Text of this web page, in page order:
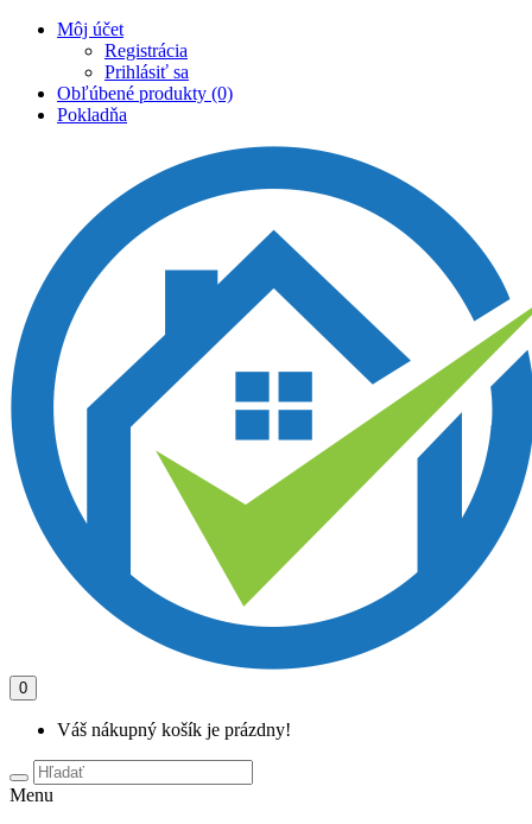
Môj účet
Registrácia
Prihlásiť sa
Obľúbené produkty (0)
Pokladňa
0
Váš nákupný košík je prázdny!
Menu